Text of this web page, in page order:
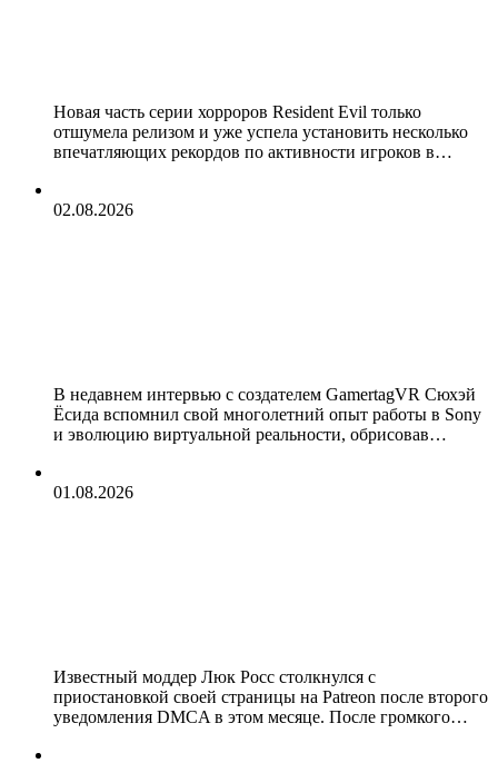
Новая часть серии хорроров Resident Evil только
отшумела релизом и уже успела установить несколько
впечатляющих рекордов по активности игроков в…
02.08.2026
В недавнем интервью с создателем GamertagVR Сюхэй
Ёсида вспомнил свой многолетний опыт работы в Sony
и эволюцию виртуальной реальности, обрисовав…
01.08.2026
Известный моддер Люк Росс столкнулся с
приостановкой своей страницы на Patreon после второго
уведомления DMCA в этом месяце. После громкого…